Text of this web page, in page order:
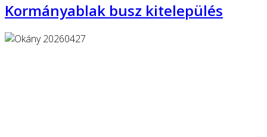
Kormányablak busz kitelepülés